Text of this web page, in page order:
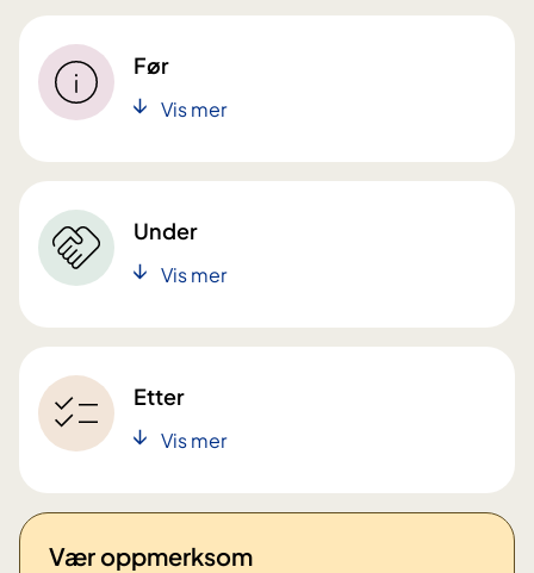
Før
Vis mer
Under
Vis mer
Etter
Vis mer
Vær oppmerksom